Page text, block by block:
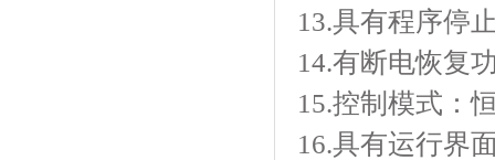
13.具有程序停止
14.有断电恢复功能
15.控制模式：恒
16.具有运行界面